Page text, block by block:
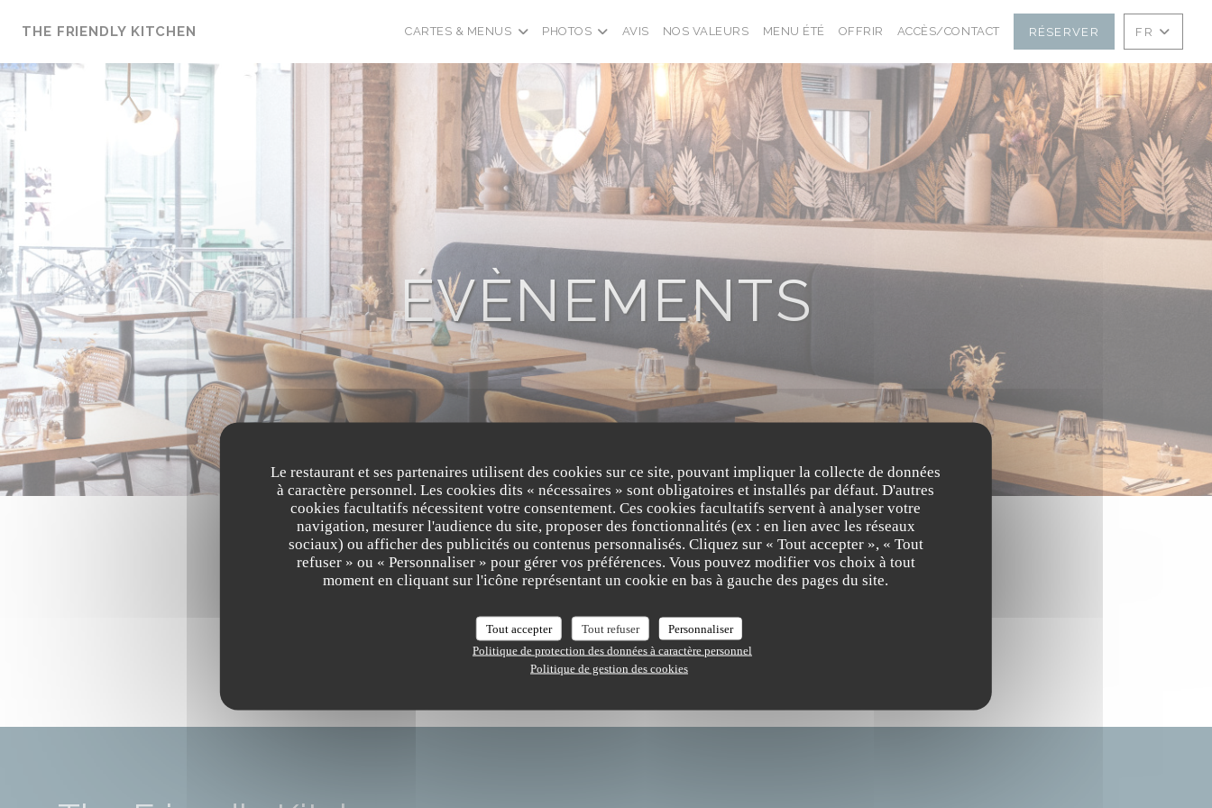
Le restaurant et ses partenaires utilisent des cookies sur ce site, pouvant impliquer la collecte de données
à caractère personnel. Les cookies dits « nécessaires » sont obligatoires et installés par défaut. D'autres
cookies facultatifs nécessitent votre consentement. Ces cookies facultatifs servent à analyser votre
navigation, mesurer l'audience du site, proposer des fonctionnalités (ex : en lien avec les réseaux
sociaux) ou afficher des publicités ou contenus personnalisés. Cliquez sur « Tout accepter », « Tout
refuser » ou « Personnaliser » pour gérer vos préférences. Vous pouvez modifier vos choix à tout
moment en cliquant sur l'icône représentant un cookie en bas à gauche des pages du site.
Tout accepter Tout refuser
Personnaliser
Politique de protection des données à caractère personnel
Politique de gestion des cookies
THE FRIENDLY KITCHEN CARTES & MENUS PHOTOS AVIS NOS VALEURS MENU ÉTÉ ((OUVRE UNE NOUVELLE FENÊTRE))
OFFRIR ((OUVRE UNE NOUVELLE FENÊTRE))
ACCÈS/CONTACT RÉSERVER FR
ÉVÈNEMENTS
The Friendly Kitchen